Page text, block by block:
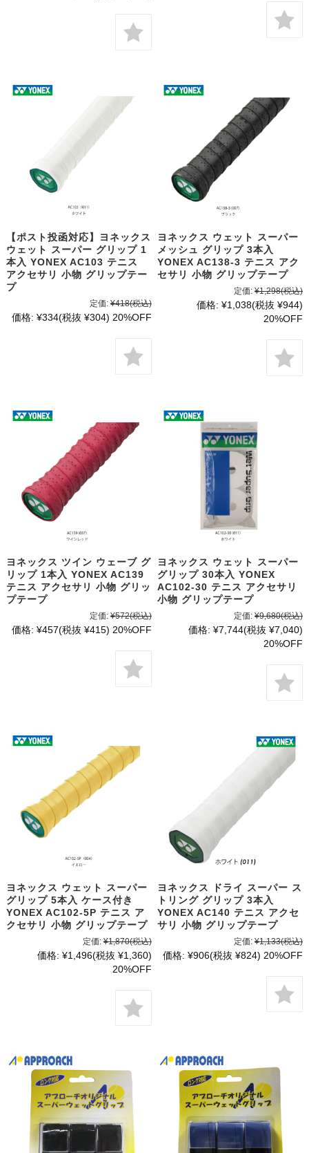
【ポスト投函対応】ヨネックス
ウェット スーパー グリップ 1
本入 YONEX AC103 テニス
アクセサリ 小物 グリップテー
プ
定価: ¥418(税込)
価格: ¥334(税抜 ¥304) 20%OFF
ヨネックス ウェット スーパー
メッシュ グリップ 3本入
YONEX AC138-3 テニス アク
セサリ 小物 グリップテープ
定価: ¥1,298(税込)
価格: ¥1,038(税抜 ¥944)
20%OFF
ヨネックス ツイン ウェーブ グ
リップ 1本入 YONEX AC139
テニス アクセサリ 小物 グリッ
プテープ
定価: ¥572(税込)
価格: ¥457(税抜 ¥415) 20%OFF
ヨネックス ウェット スーパー
グリップ 30本入 YONEX
AC102-30 テニス アクセサリ
小物 グリップテープ
定価: ¥9,680(税込)
価格: ¥7,744(税抜 ¥7,040)
20%OFF
ヨネックス ウェット スーパー
グリップ 5本入 ケース付き
YONEX AC102-5P テニス ア
クセサリ 小物 グリップテープ
定価: ¥1,870(税込)
価格: ¥1,496(税抜 ¥1,360)
20%OFF
ヨネックス ドライ スーパー ス
トリング グリップ 3本入
YONEX AC140 テニス アクセ
サリ 小物 グリップテープ
定価: ¥1,133(税込)
価格: ¥906(税抜 ¥824) 20%OFF